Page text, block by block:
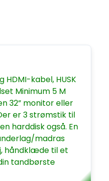
HDMI-kabel, HUSK
Minimum 5 M
32” monitor eller
er 3 strømstik til
harddisk også. En
madras
håndklæde til et
tandbørste